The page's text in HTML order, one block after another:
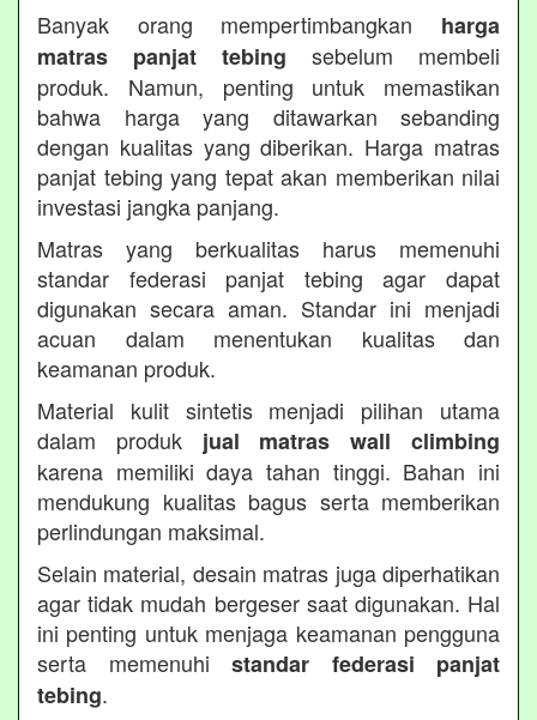
Banyak orang mempertimbangkan harga
matras panjat tebing sebelum membeli
produk. Namun, penting untuk memastikan
bahwa harga yang ditawarkan sebanding
dengan kualitas yang diberikan. Harga matras
panjat tebing yang tepat akan memberikan nilai
investasi jangka panjang.
Matras yang berkualitas harus memenuhi
standar federasi panjat tebing agar dapat
digunakan secara aman. Standar ini menjadi
acuan dalam menentukan kualitas dan
keamanan produk.
Material kulit sintetis menjadi pilihan utama
dalam produk jual matras wall climbing
karena memiliki daya tahan tinggi. Bahan ini
mendukung kualitas bagus serta memberikan
perlindungan maksimal.
Selain material, desain matras juga diperhatikan
agar tidak mudah bergeser saat digunakan. Hal
ini penting untuk menjaga keamanan pengguna
serta memenuhi standar federasi panjat
tebing.